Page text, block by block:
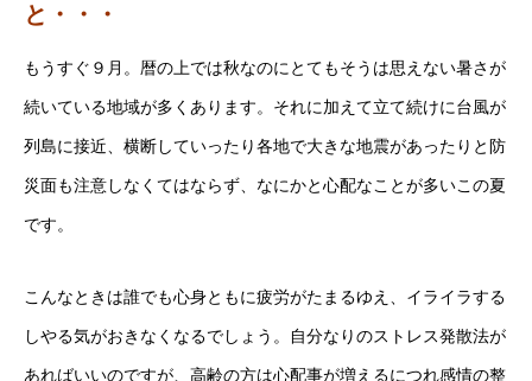
と・・・
もうすぐ９月。暦の上では秋なのにとてもそうは思えない暑さが
続いている地域が多くあります。それに加えて立て続けに台風が
列島に接近、横断していったり各地で大きな地震があったりと防
災面も注意しなくてはならず、なにかと心配なことが多いこの夏
です。
こんなときは誰でも心身ともに疲労がたまるゆえ、イライラする
しやる気がおきなくなるでしょう。自分なりのストレス発散法が
あればいいのですが、高齢の方は心配事が増えるにつれ感情の整